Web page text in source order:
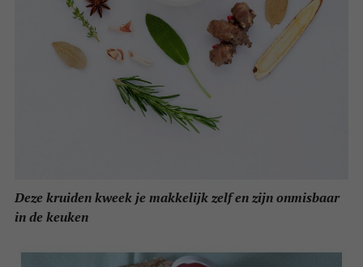
Deze kruiden kweek je makkelijk zelf en zijn onmisbaar
in de keuken